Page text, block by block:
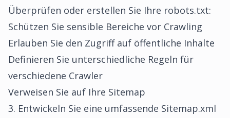
Überprüfen oder erstellen Sie Ihre robots.txt:
Schützen Sie sensible Bereiche vor Crawling
Erlauben Sie den Zugriff auf öffentliche Inhalte
Definieren Sie unterschiedliche Regeln für
verschiedene Crawler
Verweisen Sie auf Ihre Sitemap
3. Entwickeln Sie eine umfassende Sitemap.xml